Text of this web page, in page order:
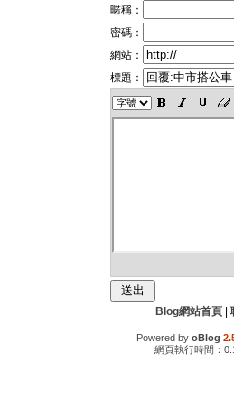
暱稱：
密碼：
網站：
標題：
Blog網站首頁|
Powered by oBlog
網頁執行時間：